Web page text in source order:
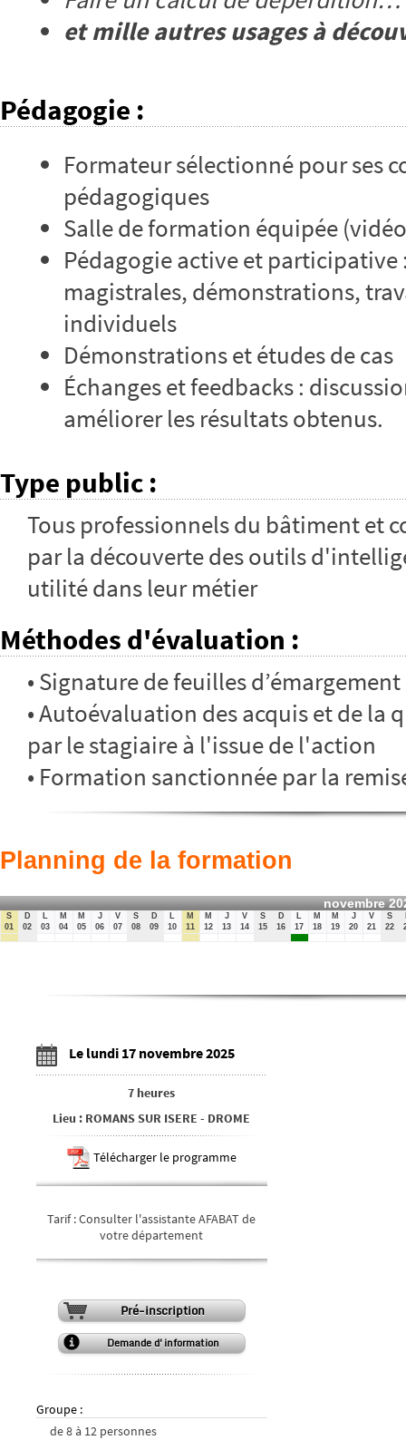
et mille autres usages à
Pédagogie :
Formateur sélectionné pour ses
pédagogiques
Salle de formation équipée
Pédagogie active et
magistrales, démonstrations,
individuels
Démonstrations et études de cas
Échanges et feedbacks :
améliorer les résultats obtenus.
Type public :
Tous professionnels du bâtiment et
par la découverte des outils
utilité dans leur métier
Méthodes d'évaluation :
• Signature de feuilles
• Autoévaluation des acquis et de
par le stagiaire à l'issue de l'action
• Formation sanctionnée par la
Planning de la formation
novembre
S
01
D
02
03
M
04
M
05
J
06
V
07
S
08
D
09
10
M
11
M
12
J
13
V
14
S
15
D
16
17
M
18
M
19
J
20
V
21
S
22
Le lundi 17 novembre 2025
7 heures
Lieu : ROMANS SUR ISERE - DROME
Télécharger le programme
Tarif:Consulter l'assistante AFABAT de
votre département
Pré-inscription
Demande d'information
Groupe :
de8à 12 personnes